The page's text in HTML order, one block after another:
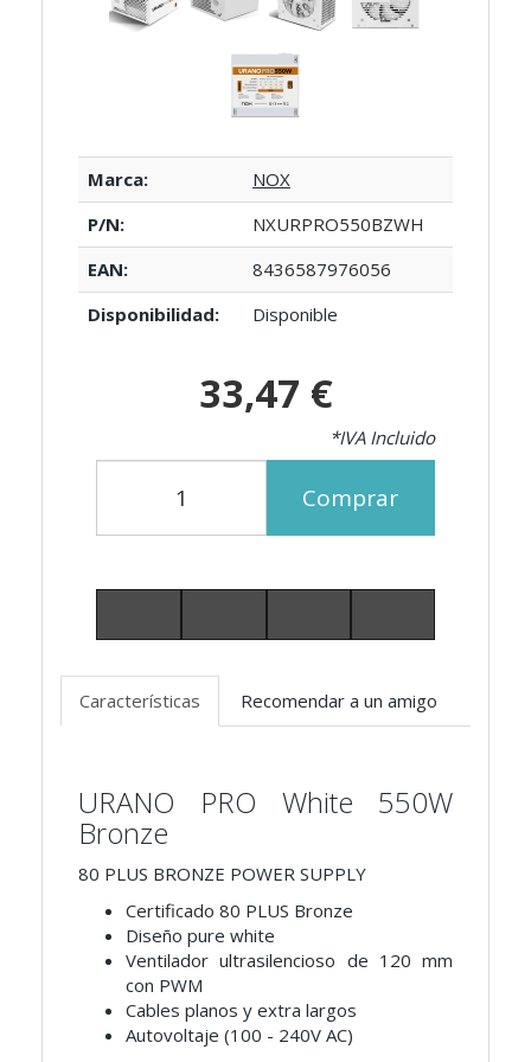
Marca:
NOX
P/N:
NXURPRO550BZWH
EAN:
8436587976056
Disponibilidad:
Disponible
33,47 €
*IVA Incluido
Comprar
Características Recomendar a un amigo
URANO PRO White 550W
Bronze
80 PLUS BRONZE POWER SUPPLY
Certificado 80 PLUS Bronze
Diseño pure white
Ventilador ultrasilencioso de 120 mm
con PWM
Cables planos y extra largos
Autovoltaje (100 - 240V AC)